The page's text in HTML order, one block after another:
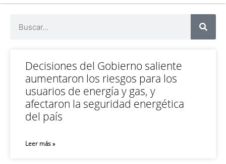
Decisiones del Gobierno saliente
aumentaron los riesgos para los
usuarios de energía y gas, y
afectaron la seguridad energética
del país
Leer más »